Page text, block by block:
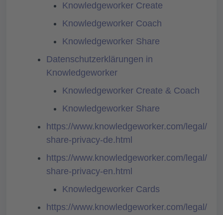
Knowledgeworker Create
Knowledgeworker Coach
Knowledgeworker Share
Datenschutzerklärungen in
Knowledgeworker
Knowledgeworker Create & Coach
Knowledgeworker Share
https://www.knowledgeworker.com/legal/
share-privacy-de.html
https://www.knowledgeworker.com/legal/
share-privacy-en.html
Knowledgeworker Cards
https://www.knowledgeworker.com/legal/